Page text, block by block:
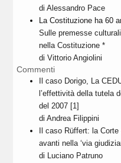
di Alessandro Pace
La Costituzione ha 60
Sulle premesse
nella Costituzione *
di Vittorio Angiolini
Commenti
Il caso Dorigo, La
l’effettività della tutela
del 2007 [1]
di Andrea Filippini
Il caso Rüffert: la
avanti nella ‘via
di Luciano Patruno